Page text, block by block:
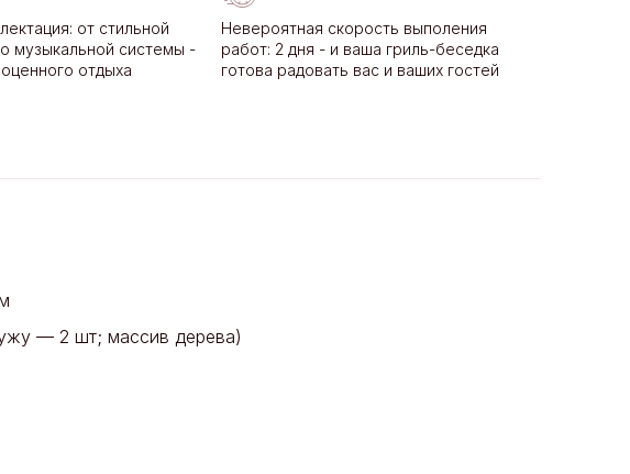
от стильной
музыкальной системы -
отдыха
Невероятная скорость выполения
работ: 2 дня - и ваша гриль-беседка
готова радовать вас и ваших гостей
— 2 шт; массив дерева)